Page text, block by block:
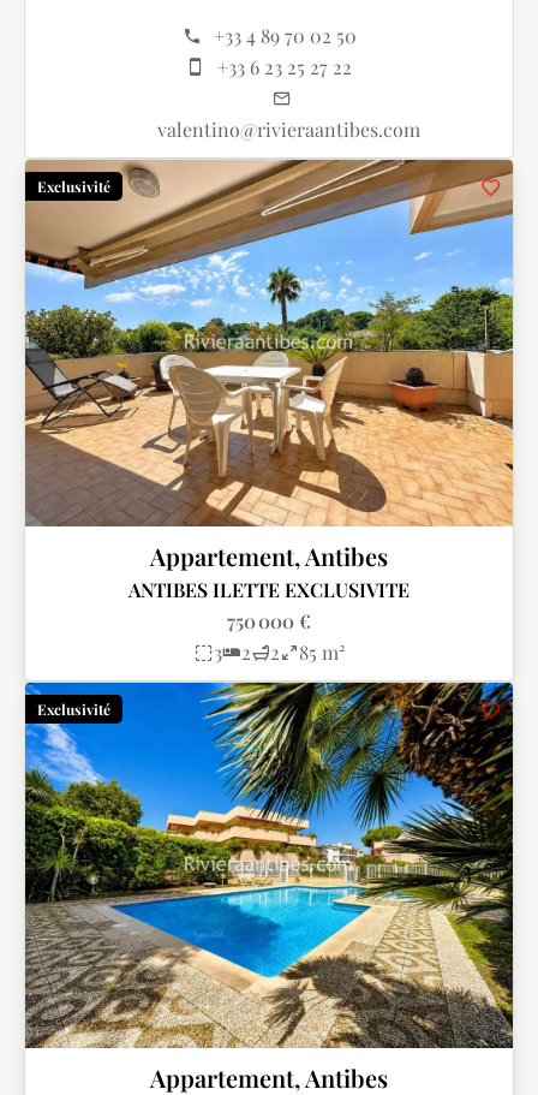
+33 4 89 70 02 50
+33 6 23 25 27 22
valentino@rivieraantibes.com
Exclusivité
Appartement, Antibes
ANTIBES ILETTE EXCLUSIVITE
750 000 €
3
2 2 85 m²
Exclusivité
Appartement, Antibes